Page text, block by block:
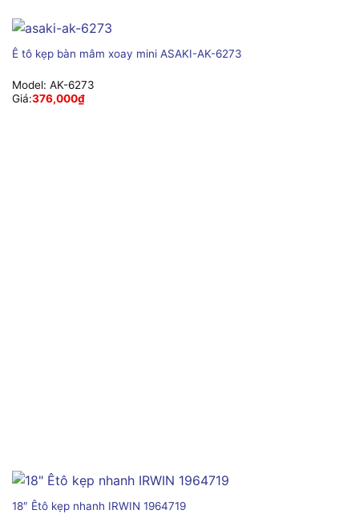
Ê tô kẹp bàn mâm xoay mini ASAKI-AK-6273
Model: AK-6273
Giá:376,000₫
18″ Êtô kẹp nhanh IRWIN 1964719